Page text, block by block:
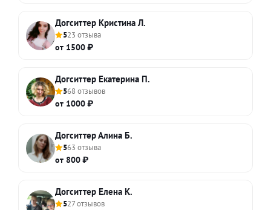
Догситтер Кристина Л.
523 отзыва
от 1500 ₽
Догситтер Екатерина П.
568 отзывов
от 1000 ₽
Догситтер Алина Б.
563 отзыва
от 800 ₽
Догситтер Елена К.
527 отзывов